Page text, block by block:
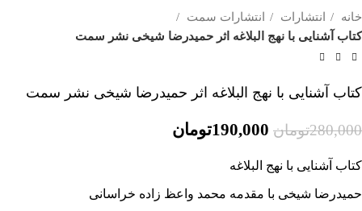
خانه انتشارات
انتشارات سمت
کتاب آشنایی با نهج البلاغه اثر حمیدرضا شیخی نشر سمت
کتاب آشنایی با نهج البلاغه اثر حمیدرضا شیخی نشر سمت
280,000تومان 190,000تومان
کتاب آشنایی با نهج البلاغه
حمیدرضا شیخی با مقدمه محمد واعظ زاده خراسانی